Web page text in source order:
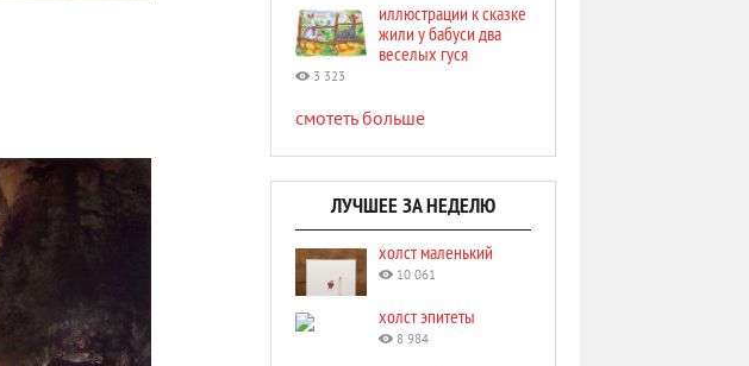
иллюстрации к сказке
жили у бабуси два
веселых гуся
3 323
смотеть больше
ЛУЧШЕЕ ЗА НЕДЕЛЮ
холст маленький
10 061
холст эпитеты
8 984